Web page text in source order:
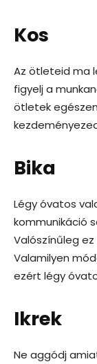
Kos
Az ötleteid ma
figyelj a
ötletek
Bika
Légy óvatos
kommunikáció
Valószínűleg
Valamilyen
ezért légy
Ikrek
Ne aggódj